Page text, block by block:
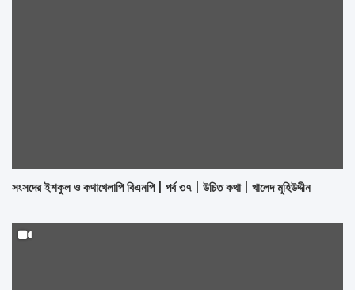
সংসদের ইশকুল ও কথাখেলাপি বিএনপি | পর্ব ৩৭ | উচিত কথা | খালেদ মুহিউদ্দীন